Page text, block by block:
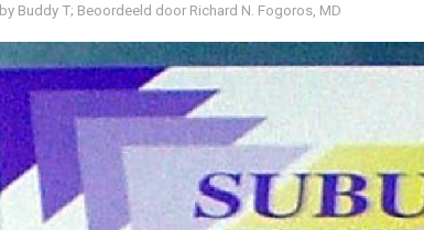
by Buddy T; Beoordeeld door Richard N. Fogoros, MD